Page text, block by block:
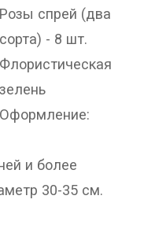
Розы спрей (два
сорта) - 8 шт.
Флористическая
зелень
Оформление:
и более
30-35 см.